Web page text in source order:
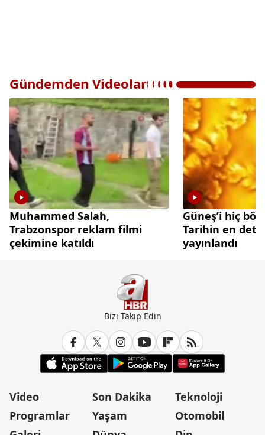
Gündemden Videolar
Muhammed Salah,
Trabzonspor reklam filmi
çekimine katıldı
Güneş’i hiç
Tarihin en
yayınlandı
Bizi Takip Edin
Video
Programlar
Son Dakika
Yaşam
Teknoloji
Otomobil